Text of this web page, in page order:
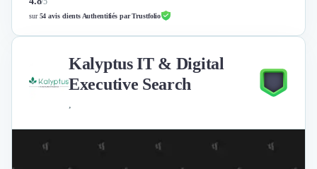
sur54 avis clients Authentifiés par Trustfolio
Kalyptus IT & Digital
Executive Search
,